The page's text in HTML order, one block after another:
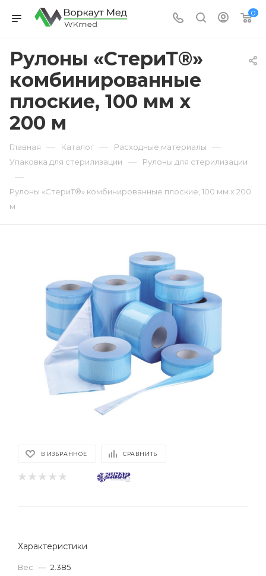
0
Рулоны «СтериТ®»
комбинированные
плоские, 100 мм х
200 м
Главная — Каталог — Расходные материалы —
Упаковка для стерилизации — Рулоны для стерилизации
—
Рулоны «СтериТ®» комбинированные плоские, 100 мм х 200
м
В ИЗБРАННОЕ СРАВНИТЬ
Характеристики
Вес — 2.385